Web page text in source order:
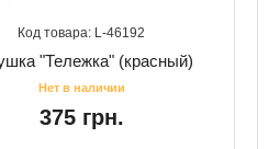
46192
"Тележка" (красный)
375 грн.